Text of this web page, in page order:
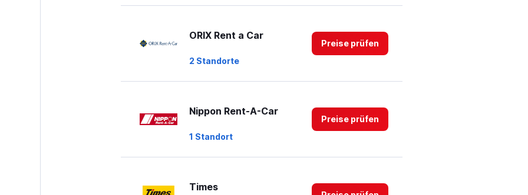
ORIX Rent a Car
2 Standorte
Preise prüfen
Nippon Rent-A-Car
1 Standort
Preise prüfen
Times